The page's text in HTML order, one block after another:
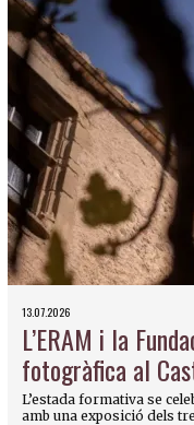
13.07.2026
L’ERAM i la
fotogràfica al
L’estada formativa se
amb una exposició dels